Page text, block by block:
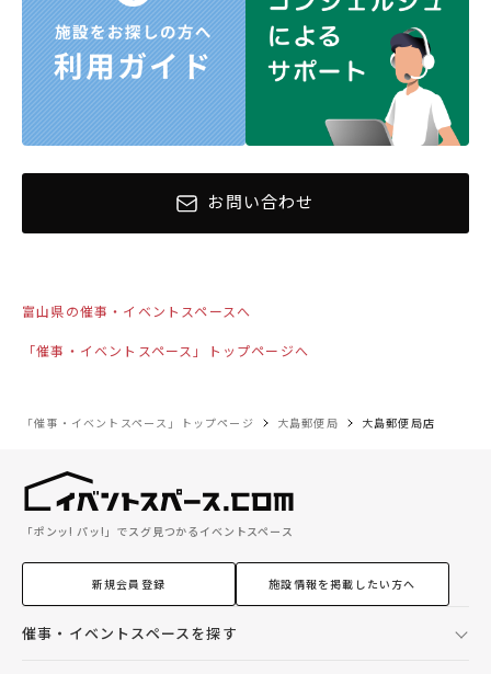
お問い合わせ
富山県の催事・イベントスペースへ
「催事・イベントスペース」トップページへ
「催事・イベントスペース」トップページ 大島郵便局 大島郵便局店
「ポンッ! パッ!」でスグ見つかるイベントスペース
新規会員登録 施設情報を掲載したい方へ
催事・イベントスペースを探す